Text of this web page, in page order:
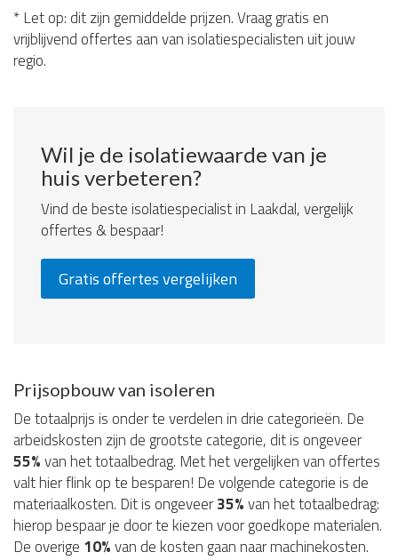
* Let op: dit zijn gemiddelde prijzen. Vraag gratis en
vrijblijvend offertes aan van isolatiespecialisten uit jouw
regio.
Wil je de isolatiewaarde van je
huis verbeteren?
Vind de beste isolatiespecialist in Laakdal, vergelijk
offertes & bespaar!
Gratis offertes vergelijken
Prijsopbouw van isoleren
De totaalprijs is onder te verdelen in drie categorieën. De
arbeidskosten zijn de grootste categorie, dit is ongeveer
55%van het totaalbedrag. Met het vergelijken van offertes
valt hier flink op te besparen! De volgende categorie is de
materiaalkosten. Dit is ongeveer35%van het totaalbedrag:
hierop bespaar je door te kiezen voor goedkope materialen.
De overige 10%van de kosten gaan naar machinekosten.